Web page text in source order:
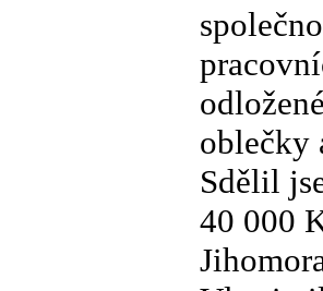
oblečky
Sdělil
40 000